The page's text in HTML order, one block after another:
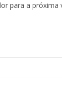
para a próxima